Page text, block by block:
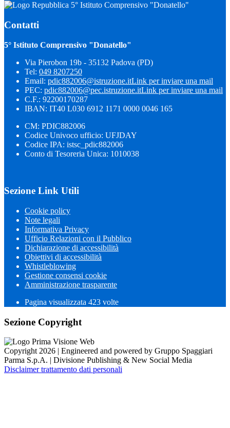
5° Istituto Comprensivo "Donatello"
Contatti
5° Istituto Comprensivo "Donatello"
Via Pierobon 19b - 35132 Padova (PD)
Tel: 049 8207250
Email: pdic882006@istruzione.itLink per inviare una mail
PEC: pdic882006@pec.istruzione.itLink per inviare una mail
C.F.: 92200170287
IBAN: IT40 L030 6912 1171 0000 0046 165
CM: PDIC882006
Codice Univoco ufficio: UFJDAY
Codice IPA: istsc_pdic882006
Conto di Tesoreria Unica: 1010038
Sezione Link Utili
Cookie policy
Note legali
Informativa Privacy
Ufficio Relazioni con il Pubblico
Dichiarazione di accessibilità
Obiettivi di accessibilità
Whistleblowing
Gestione consensi cookie
Amministrazione trasparente
Pagina visualizzata 423 volte
Sezione Copyright
Copyright 2026 | Engineered and powered by Gruppo Spaggiari
Parma S.p.A. | Divisione Publishing & New Social Media
Disclaimer trattamento dati personali